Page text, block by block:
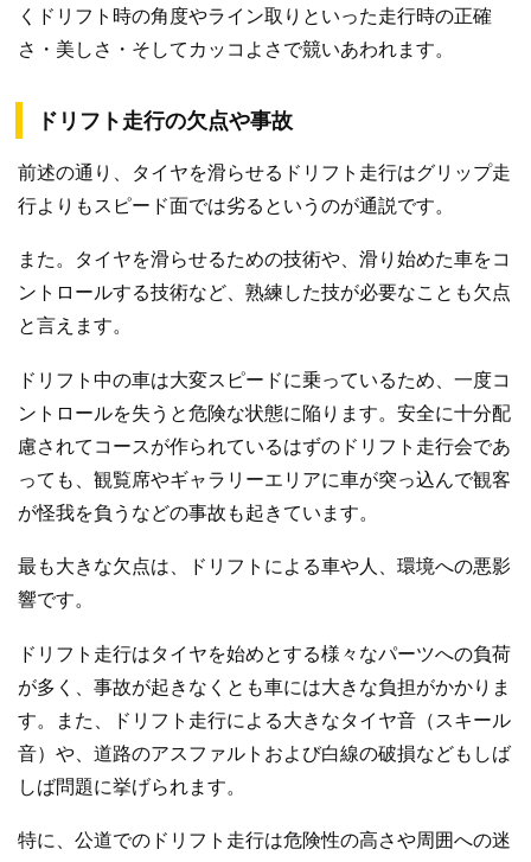
くドリフト時の角度やライン取りといった走行時の正確
さ・美しさ・そしてカッコよさで競いあわれます。
ドリフト走行の欠点や事故
前述の通り、タイヤを滑らせるドリフト走行はグリップ走
行よりもスピード面では劣るというのが通説です。
また。タイヤを滑らせるための技術や、滑り始めた車をコ
ントロールする技術など、熟練した技が必要なことも欠点
と言えます。
ドリフト中の車は大変スピードに乗っているため、一度コ
ントロールを失うと危険な状態に陥ります。安全に十分配
慮されてコースが作られているはずのドリフト走行会であ
っても、観覧席やギャラリーエリアに車が突っ込んで観客
が怪我を負うなどの事故も起きています。
最も大きな欠点は、ドリフトによる車や人、環境への悪影
響です。
ドリフト走行はタイヤを始めとする様々なパーツへの負荷
が多く、事故が起きなくとも車には大きな負担がかかりま
す。また、ドリフト走行による大きなタイヤ音（スキール
音）や、道路のアスファルトおよび白線の破損などもしば
しば問題に挙げられます。
特に、公道でのドリフト走行は危険性の高さや周囲への迷